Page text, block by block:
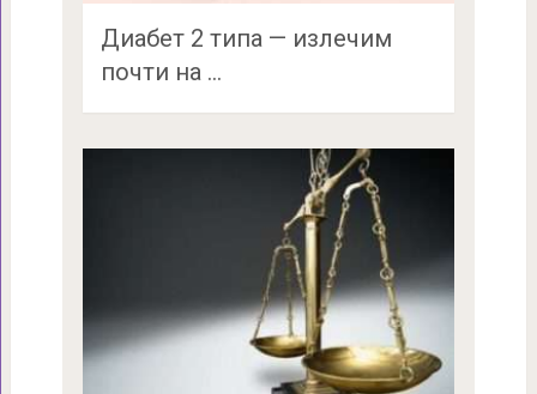
Диабет 2 типа — излечим
почти на …